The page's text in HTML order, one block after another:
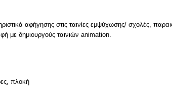
αφήγησης στις ταινίες εμψύχωσης/ σχολές,
με δημιουργούς ταινιών animation.
πλοκή